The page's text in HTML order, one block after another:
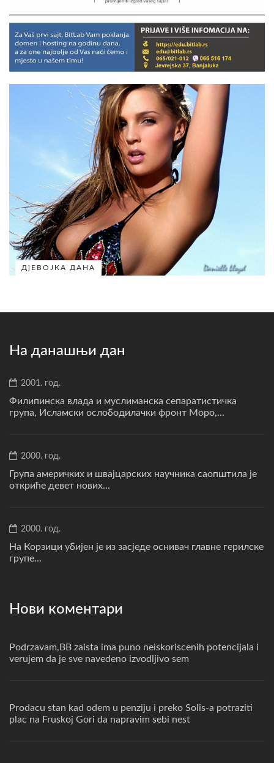
ДјЕВОЈКА ДАНА
На данашњи дан
2001. год.
Филипинска влада и муслиманска сепаратистичка
група, Исламски ослободилачки фронт Моро,...
2000. год.
Група америчких и швајцарских научника саопштила је
откриће девет нових...
2000. год.
На Корзици убијен је из засједе оснивач главне герилске
групе...
Нови коментари
Podrzavam,BB zaista ima puno neiskoriscenih potencijala i
verujem da je sve navedeno izvodljivo sem
Prodacu stan kad odem u penziju i preko Solis-a potraziti
plac na Fruskoj Gori da napravim sebi nest